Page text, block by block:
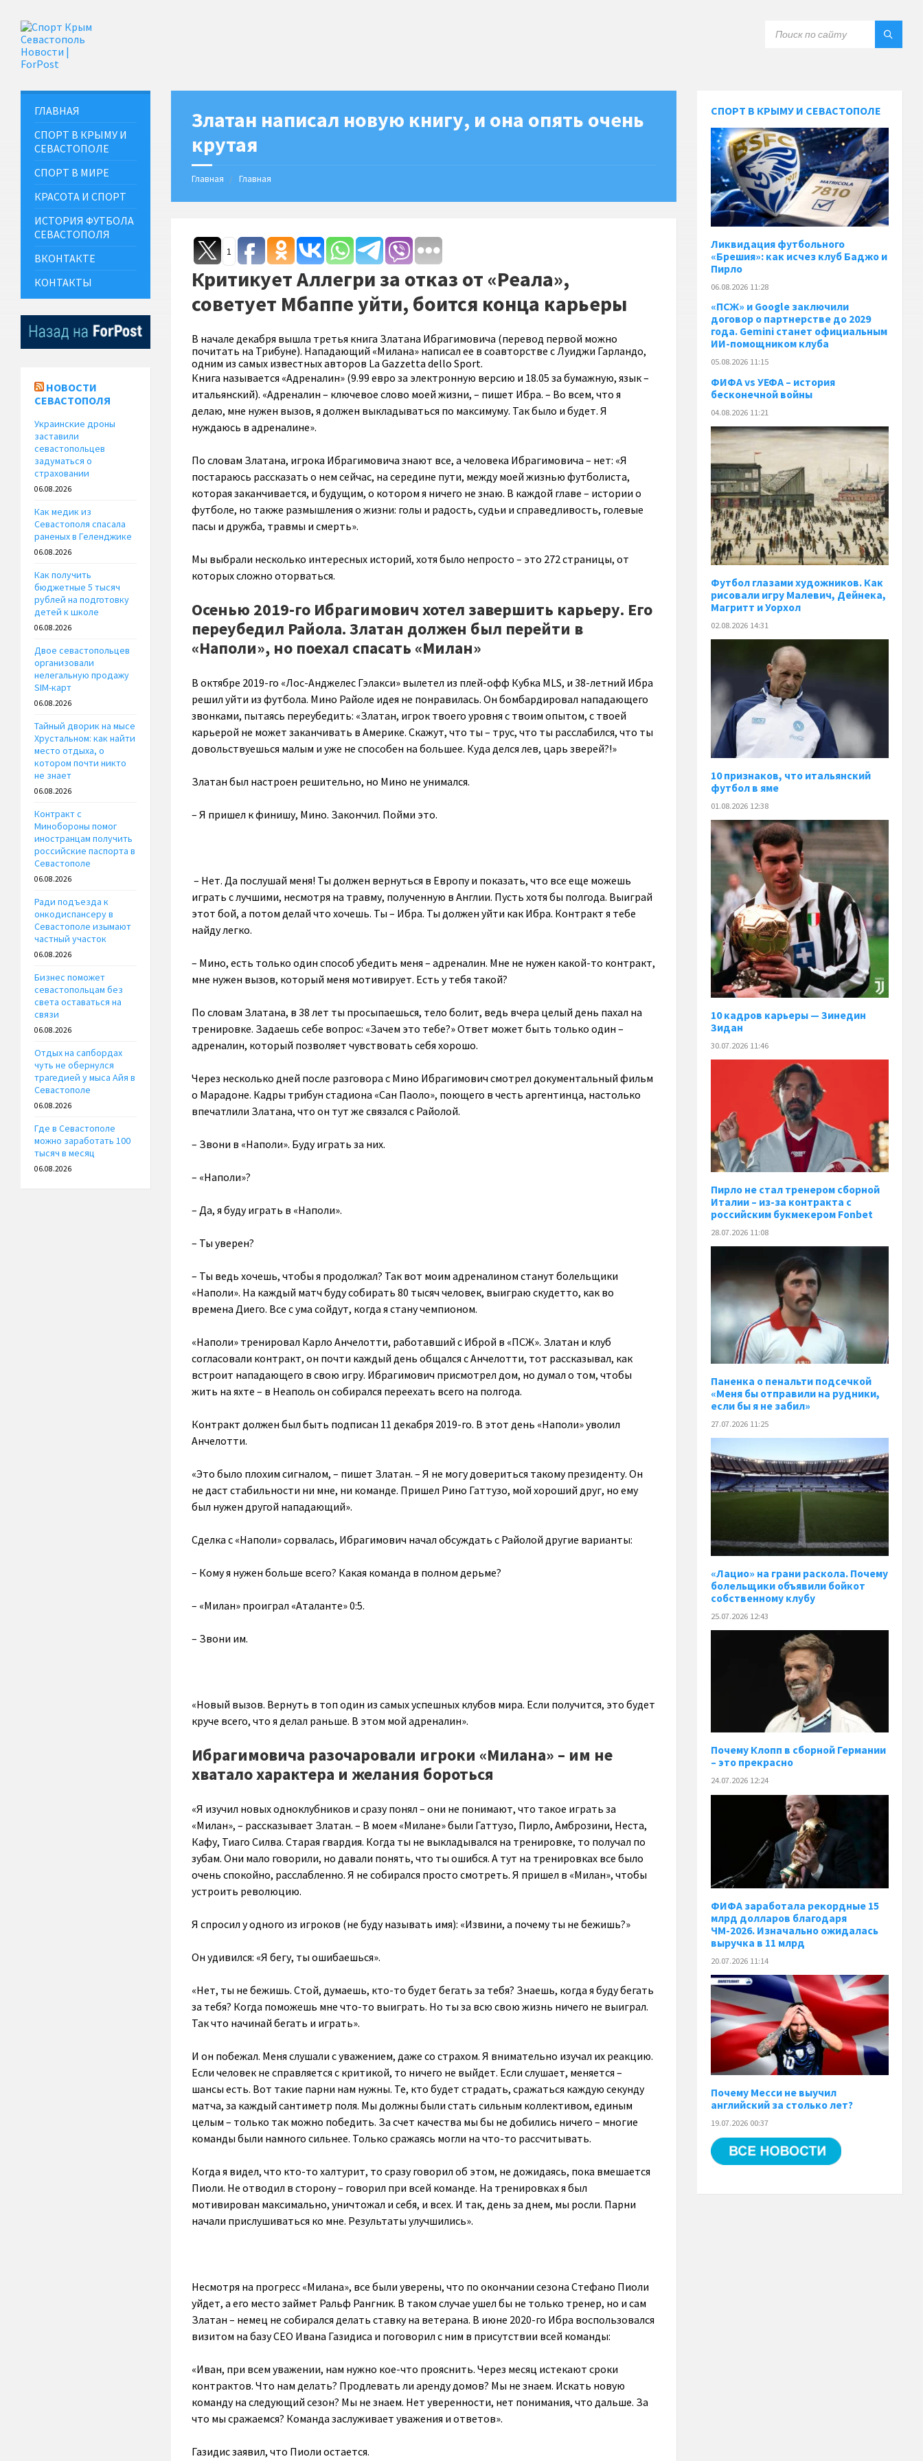
Златан написал новую книгу, и она опять очень
крутая
Главная Главная
1
Критикует Аллегри за отказ от «Реала»,
советует Мбаппе уйти, боится конца карьеры
В начале декабря вышла третья книга Златана Ибрагимовича (перевод первой можно
почитать на Трибуне). Нападающий «Милана» написал ее в соавторстве с Луиджи Гарландо,
одним из самых известных авторов La Gazzetta dello Sport.
Книга называется «Адреналин» (9.99 евро за электронную версию и 18.05 за бумажную, язык –
итальянский). «Адреналин – ключевое слово моей жизни, – пишет Ибра. – Во всем, что я
делаю, мне нужен вызов, я должен выкладываться по максимуму. Так было и будет. Я
нуждаюсь в адреналине».
По словам Златана, игрока Ибрагимовича знают все, а человека Ибрагимовича – нет: «Я
постараюсь рассказать о нем сейчас, на середине пути, между моей жизнью футболиста,
которая заканчивается, и будущим, о котором я ничего не знаю. В каждой главе – истории о
футболе, но также размышления о жизни: голы и радость, судьи и справедливость, голевые
пасы и дружба, травмы и смерть».
Мы выбрали несколько интересных историй, хотя было непросто – это 272 страницы, от
которых сложно оторваться.
Осенью 2019-го Ибрагимович хотел завершить карьеру. Его
переубедил Райола. Златан должен был перейти в
«Наполи», но поехал спасать «Милан»
В октябре 2019-го «Лос-Анджелес Гэлакси» вылетел из плей-офф Кубка MLS, и 38-летний Ибра
решил уйти из футбола. Мино Райоле идея не понравилась. Он бомбардировал нападающего
звонками, пытаясь переубедить: «Златан, игрок твоего уровня с твоим опытом, с твоей
карьерой не может заканчивать в Америке. Скажут, что ты – трус, что ты расслабился, что ты
довольствуешься малым и уже не способен на большее. Куда делся лев, царь зверей?!»
Златан был настроен решительно, но Мино не унимался.
– Я пришел к финишу, Мино. Закончил. Пойми это.
– Нет. Да послушай меня! Ты должен вернуться в Европу и показать, что все еще можешь
играть с лучшими, несмотря на травму, полученную в Англии. Пусть хотя бы полгода. Выиграй
этот бой, а потом делай что хочешь. Ты – Ибра. Ты должен уйти как Ибра. Контракт я тебе
найду легко.
– Мино, есть только один способ убедить меня – адреналин. Мне не нужен какой-то контракт,
мне нужен вызов, который меня мотивирует. Есть у тебя такой?
По словам Златана, в 38 лет ты просыпаешься, тело болит, ведь вчера целый день пахал на
тренировке. Задаешь себе вопрос: «Зачем это тебе?» Ответ может быть только один –
адреналин, который позволяет чувствовать себя хорошо.
Через несколько дней после разговора с Мино Ибрагимович смотрел документальный фильм
о Марадоне. Кадры трибун стадиона «Сан Паоло», поющего в честь аргентинца, настолько
впечатлили Златана, что он тут же связался с Райолой.
– Звони в «Наполи». Буду играть за них.
– «Наполи»?
– Да, я буду играть в «Наполи».
– Ты уверен?
– Ты ведь хочешь, чтобы я продолжал? Так вот моим адреналином станут болельщики
«Наполи». На каждый матч буду собирать 80 тысяч человек, выиграю скудетто, как во
времена Диего. Все с ума сойдут, когда я стану чемпионом.
«Наполи» тренировал Карло Анчелотти, работавший с Иброй в «ПСЖ». Златан и клуб
согласовали контракт, он почти каждый день общался с Анчелотти, тот рассказывал, как
встроит нападающего в свою игру. Ибрагимович присмотрел дом, но думал о том, чтобы
жить на яхте – в Неаполь он собирался переехать всего на полгода.
Контракт должен был быть подписан 11 декабря 2019-го. В этот день «Наполи» уволил
Анчелотти.
«Это было плохим сигналом, – пишет Златан. – Я не могу довериться такому президенту. Он
не даст стабильности ни мне, ни команде. Пришел Рино Гаттузо, мой хороший друг, но ему
был нужен другой нападающий».
Сделка с «Наполи» сорвалась, Ибрагимович начал обсуждать с Райолой другие варианты:
– Кому я нужен больше всего? Какая команда в полном дерьме?
– «Милан» проиграл «Аталанте» 0:5.
– Звони им.
«Новый вызов. Вернуть в топ один из самых успешных клубов мира. Если получится, это будет
круче всего, что я делал раньше. В этом мой адреналин».
Ибрагимовича разочаровали игроки «Милана» – им не
хватало характера и желания бороться
«Я изучил новых одноклубников и сразу понял – они не понимают, что такое играть за
«Милан», – рассказывает Златан. – В моем «Милане» были Гаттузо, Пирло, Амброзини, Неста,
Кафу, Тиаго Силва. Старая гвардия. Когда ты не выкладывался на тренировке, то получал по
зубам. Они мало говорили, но давали понять, что ты ошибся. А тут на тренировках все было
очень спокойно, расслабленно. Я не собирался просто смотреть. Я пришел в «Милан», чтобы
устроить революцию.
Я спросил у одного из игроков (не буду называть имя): «Извини, а почему ты не бежишь?»
Он удивился: «Я бегу, ты ошибаешься».
«Нет, ты не бежишь. Стой, думаешь, кто-то будет бегать за тебя? Знаешь, когда я буду бегать
за тебя? Когда поможешь мне что-то выиграть. Но ты за всю свою жизнь ничего не выиграл.
Так что начинай бегать и играть».
И он побежал. Меня слушали с уважением, даже со страхом. Я внимательно изучал их реакцию.
Если человек не справляется с критикой, то ничего не выйдет. Если слушает, меняется –
шансы есть. Вот такие парни нам нужны. Те, кто будет страдать, сражаться каждую секунду
матча, за каждый сантиметр поля. Мы должны были стать сильным коллективом, единым
целым ­– только так можно победить. За счет качества мы бы не добились ничего – многие
команды были намного сильнее. Только сражаясь могли на что-то рассчитывать.
Когда я видел, что кто-то халтурит, то сразу говорил об этом, не дожидаясь, пока вмешается
Пиоли. Не отводил в сторону – говорил при всей команде. На тренировках я был
мотивирован максимально, уничтожал и себя, и всех. И так, день за днем, мы росли. Парни
начали прислушиваться ко мне. Результаты улучшились».
Несмотря на прогресс «Милана», все были уверены, что по окончании сезона Стефано Пиоли
уйдет, а его место займет Ральф Рангник. В таком случае ушел бы не только тренер, но и сам
Златан – немец не собирался делать ставку на ветерана. В июне 2020-го Ибра воспользовался
визитом на базу CEO Ивана Газидиса и поговорил с ним в присутствии всей команды:
«Иван, при всем уважении, нам нужно кое-что прояснить. Через месяц истекают сроки
контрактов. Что нам делать? Продлевать ли аренду домов? Мы не знаем. Искать новую
команду на следующий сезон? Мы не знаем. Нет уверенности, нет понимания, что дальше. За
что мы сражаемся? Команда заслуживает уважения и ответов».
Газидис заявил, что Пиоли остается.
ГЛАВНАЯ
СПОРТ В КРЫМУ И
СЕВАСТОПОЛЕ
СПОРТ В МИРЕ
КРАСОТА И СПОРТ
ИСТОРИЯ ФУТБОЛА
СЕВАСТОПОЛЯ
ВКОНТАКТЕ
КОНТАКТЫ
НОВОСТИ
СЕВАСТОПОЛЯ
Украинские дроны
заставили
севастопольцев
задуматься о
страховании
06.08.2026
Как медик из
Севастополя спасала
раненых в Геленджике
06.08.2026
Как получить
бюджетные 5 тысяч
рублей на подготовку
детей к школе
06.08.2026
Двое севастопольцев
организовали
нелегальную продажу
SIM-карт
06.08.2026
Тайный дворик на мысе
Хрустальном: как найти
место отдыха, о
котором почти никто
не знает
06.08.2026
Контракт с
Минобороны помог
иностранцам получить
российские паспорта в
Севастополе
06.08.2026
Ради подъезда к
онкодиспансеру в
Севастополе изымают
частный участок
06.08.2026
Бизнес поможет
севастопольцам без
света оставаться на
связи
06.08.2026
Отдых на сапбордах
чуть не обернулся
трагедией у мыса Айя в
Севастополе
06.08.2026
Где в Севастополе
можно заработать 100
тысяч в месяц
06.08.2026
СПОРТ В КРЫМУ И СЕВАСТОПОЛЕ
Ликвидация футбольного
«Брешия»: как исчез клуб Баджо и
Пирло
06.08.2026 11:28
«ПСЖ» и Google заключили
договор о партнерстве до 2029
года. Gemini станет официальным
ИИ-помощником клуба
05.08.2026 11:15
ФИФА vs УЕФА – история
бесконечной войны
04.08.2026 11:21
Футбол глазами художников. Как
рисовали игру Малевич, Дейнека,
Магритт и Уорхол
02.08.2026 14:31
10 признаков, что итальянский
футбол в яме
01.08.2026 12:38
10 кадров карьеры — Зинедин
Зидан
30.07.2026 11:46
Пирло не стал тренером сборной
Италии – из-за контракта с
российским букмекером Fonbet
28.07.2026 11:08
Паненка o пенальти подсечкой
«Меня бы отправили на рудники,
если бы я не забил»
27.07.2026 11:25
«Лацио» на грани раскола. Почему
болельщики объявили бойкот
собственному клубу
25.07.2026 12:43
Почему Клопп в сборной Германии
– это прекрасно
24.07.2026 12:24
ФИФА заработала рекордные 15
млрд долларов благодаря
ЧМ-2026. Изначально ожидалась
выручка в 11 млрд
20.07.2026 11:14
Почему Месси не выучил
английский за столько лет?
19.07.2026 00:37